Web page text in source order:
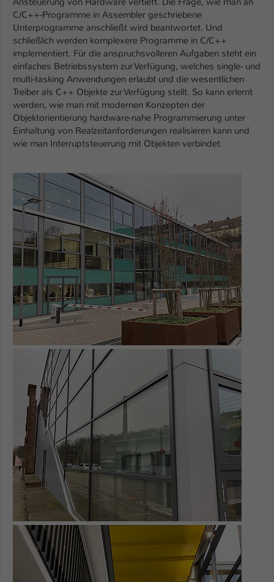
Show larger version for:
Show larger version for:
Show larger version for:
C/C++-Programme in Assembler geschriebene
Unterprogramme anschließt wird beantwortet. Und
schließlich werden komplexere Programme in C/C++
implementiert. Für die anspruchsvolleren Aufgaben steht ein
einfaches Betriebssystem zur Verfügung, welches single- und
multi-tasking Anwendungen erlaubt und die wesentlichen
Treiber als C++ Objekte zur Verfügung stellt. So kann erlernt
werden, wie man mit modernen Konzepten der
Objektorientierung hardware-nahe Programmierung unter
Einhaltung von Realzeitanforderungen realisieren kann und
wie man Interruptsteuerung mit Objekten verbindet.
Zweck
Einstellungen. Unter anderem eine zufällig
generierte ID, für die historische
Speicherung Ihrer vorgenommen
Einstellungen, falls der Webseiten-
Betreiber dies eingestellt hat.
Name fe_typo_user / PHPSESSID
Anbieter TYPO3
Laufzeit 1 Woche
Zweck
Dieses Cookie ist ein Standard-Session-
Cookie von TYPO3. Es speichert im Fall
eines Intranet-Logins die Session-ID. So
kann der eingeloggte Benutzer
wiedererkannt werden und es wird ihm
Zugang zu geschützten Bereichen
gewährt.
Name be_typo_user
Anbieter TYPO3
Laufzeit 1 Tag
Zweck
Dieser Cookie teilt der Webseite mit, ob
ein Besucher im Typo3-Backend
angemeldet ist und Rechte besitzt diese
zu verwalten.